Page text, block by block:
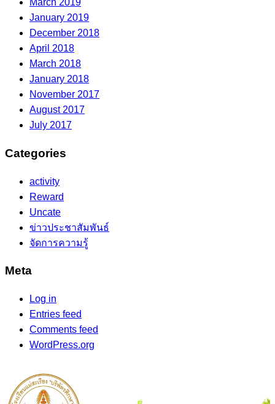
March 2019
January 2019
December 2018
April 2018
March 2018
January 2018
November 2017
August 2017
July 2017
Categories
activity
Reward
Uncate
ข่าวประชาสัมพันธ์
จัดการความรู้
Meta
Log in
Entries feed
Comments feed
WordPress.org